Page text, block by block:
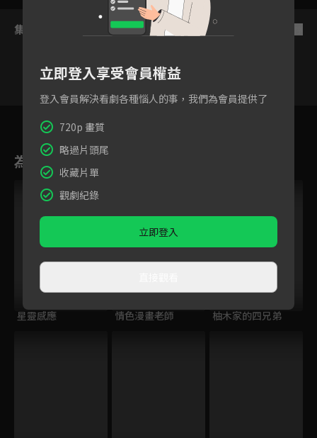
集數列表
為您推薦
星靈感應 情色漫畫老師 柚木家的四兄弟
立即登入享受會員權益
登入會員解決看劇各種惱人的事，我們為會員提供了
720p 畫質
略過片頭尾
收藏片單
觀劇紀錄
立即登入